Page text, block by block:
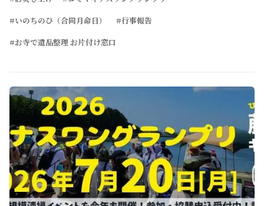
#いのちのひ（合同月命日）
#行事報告
#お寺で遺品整理 お片付け窓口